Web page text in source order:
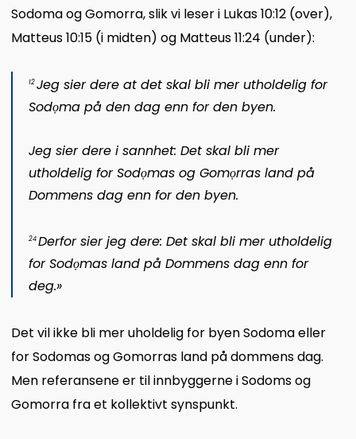
Sodoma og Gomorra, slik vi leser i Lukas 10:12 (over),
Matteus 10:15 (i midten) og Matteus 11:24 (under):
12Jeg sier dere at det skal bli mer utholdelig for
Sodọma på den dag enn for den byen.
Jeg sier dere i sannhet: Det skal bli mer
utholdelig for Sodọmas og Gomọrras land på
Dommens dag enn for den byen.
24Derfor sier jeg dere: Det skal bli mer utholdelig
for Sodọmas land på Dommens dag enn for
deg.»
Det vil ikke bli mer uholdelig for byen Sodoma eller
for Sodomas og Gomorras land på dommens dag.
Men referansene er til innbyggerne i Sodoms og
Gomorra fra et kollektivt synspunkt.